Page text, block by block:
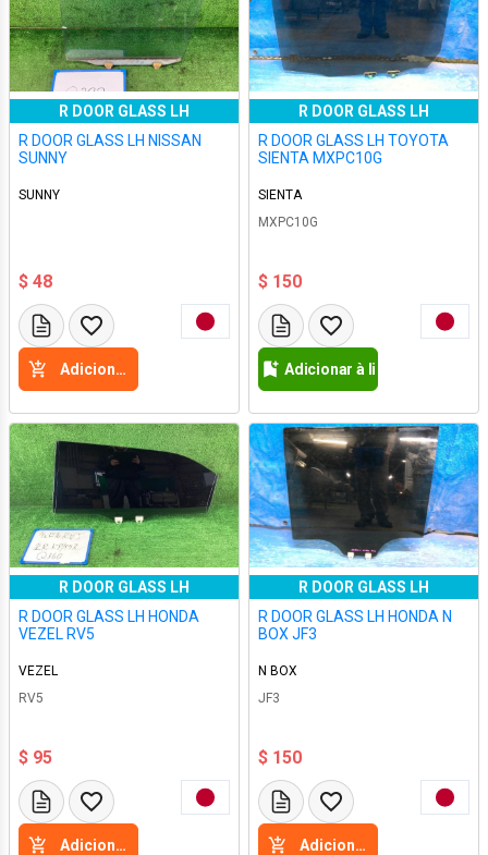
R DOOR GLASS LH
R DOOR GLASS LH NISSAN
SUNNY
SUNNY
$ 48
Adicione a cesta
R DOOR GLASS LH
R DOOR GLASS LH TOYOTA
SIENTA MXPC10G
SIENTA
MXPC10G
$ 150
Adicionar à lista de desejos
R DOOR GLASS LH
R DOOR GLASS LH HONDA
VEZEL RV5
VEZEL
RV5
$ 95
Adicione a cesta
R DOOR GLASS LH
R DOOR GLASS LH HONDA N
BOX JF3
N BOX
JF3
$ 150
Adicione a cesta